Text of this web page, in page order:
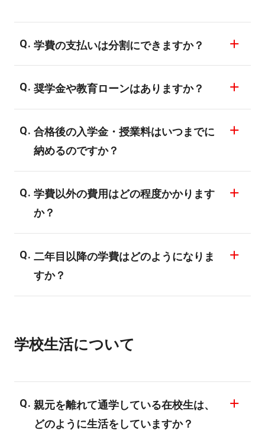
学費の支払いは分割にできますか？
す。また教育ローンのご利用も可能です。
親御様はもちろん、成人している入学者の
方は、ご自身の名義での教育ローンのご利
用が可能です。詳しくはオープンキャンパ
スにご参加ください。
奨学金や教育ローンはありますか？
ーンがご利用いただけます。バンタンゲー
ムアカデミーでは、その中でも皆様にとっ
て特にご利用しやすいいくつかの制度をご
紹介させていただいています。詳細は教育
ローンページをご覧ください。
合格後の入学金・授業料はいつまでに
納めるのですか？
初回の納入は入試結果の到着の1ヶ月後が目
安です。
ただし入試の時期によって異なりますの
で、詳しくは入学事務局までお問い合わせ
ください。
入学事務局：（東京校）0120-51-0505／
受付時間：10:00～19:00（平日・土日・祝
学費以外の費用はどの程度かかります
か？
ースにより金額が異なりますので詳細はお
問い合わせ下さい。また、教材はプロも使
用しているものになりますので卒業後も引
二年目以降の学費はどのようになりま
すか？
会費を納めて頂きます。
学校生活について
親元を離れて通学している在校生は、
どのように生活をしていますか？